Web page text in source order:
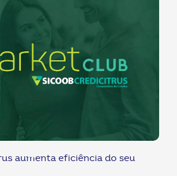
e desenvolver soluções conjuntas.
ser mensurado em dados como
na carteira e redução dos índices de
aumenta eficiência do seu